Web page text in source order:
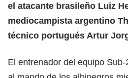
el atacante brasileño Luiz
mediocampista argentino
técnico portugués Artur
El entrenador del equipo